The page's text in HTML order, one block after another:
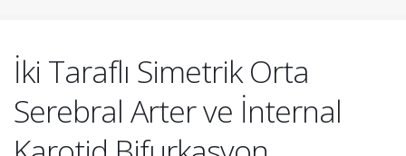
İki Taraflı Simetrik Orta
Serebral Arter ve İnternal